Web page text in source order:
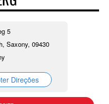
5
Saxony, 09430
Direções